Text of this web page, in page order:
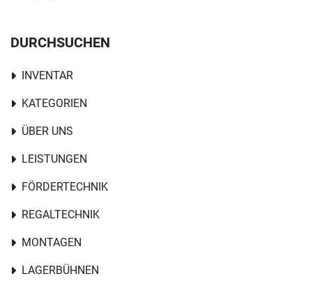
DURCHSUCHEN
INVENTAR
KATEGORIEN
ÜBER UNS
LEISTUNGEN
FÖRDERTECHNIK
REGALTECHNIK
MONTAGEN
LAGERBÜHNEN